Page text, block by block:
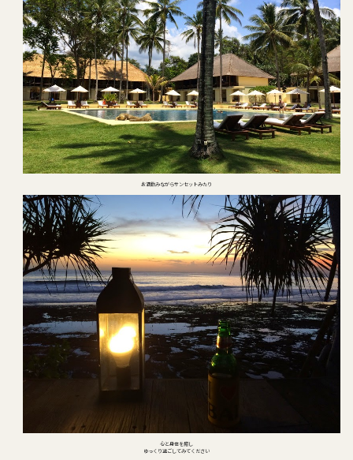
お酒飲みながらサンセットみたり
心と身体を癒し
ゆっくり過ごしてみてください